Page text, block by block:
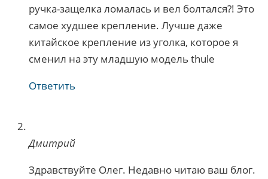
ручка-защелка ломалась и вел болтался?! Это
самое худшее крепление. Лучше даже
китайское крепление из уголка, которое я
сменил на эту младшую модель thule
Ответить
Дмитрий
Здравствуйте Олег. Недавно читаю ваш блог.